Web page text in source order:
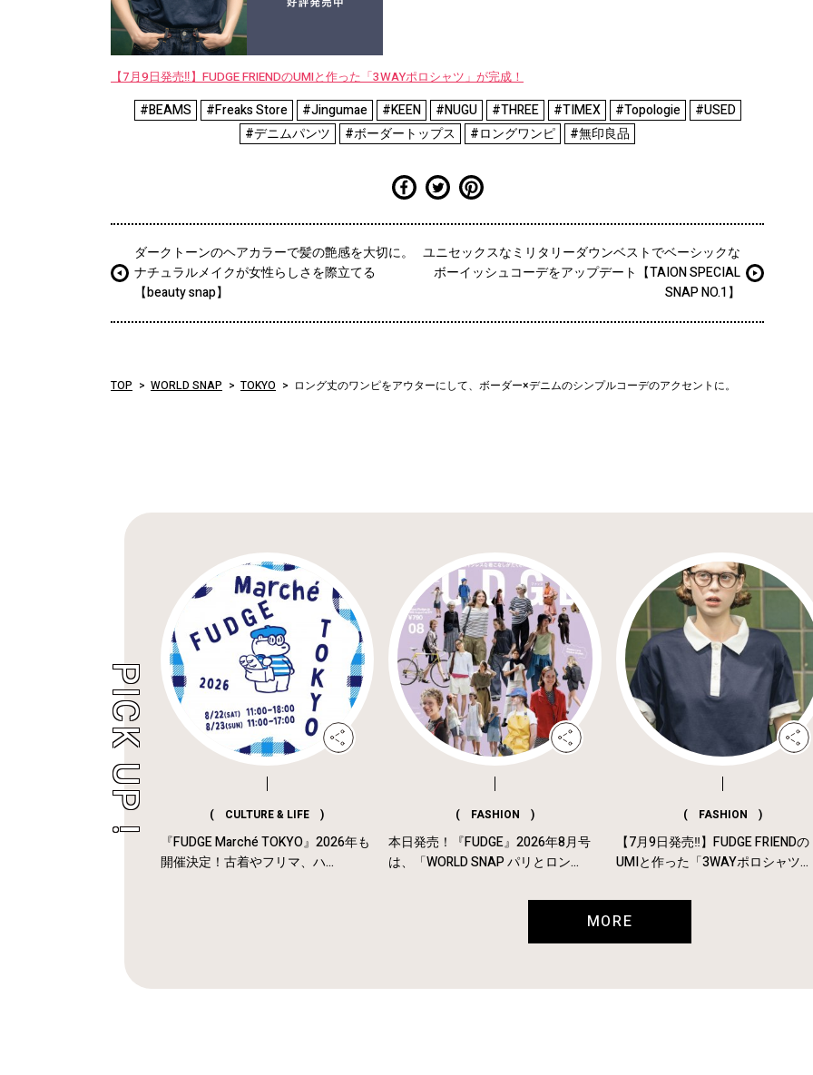
【7月9日発売‼︎】FUDGE FRIENDのUMIと作った「3WAYポロシャツ」が完成！
#BEAMS #Freaks Store #Jingumae #KEEN #NUGU #THREE #TIMEX #Topologie
#USED
#デニムパンツ
#ボーダートップス #ロングワンピ #無印良品
ダークトーンのヘアカラーで髪の艶感を大切に。
ナチュラルメイクが女性らしさを際立てる
【beauty snap】
ユニセックスなミリタリーダウンベストでベーシックな
ボーイッシュコーデをアップデート【TAION SPECIAL
SNAP NO.1】
TOP WORLD SNAP TOKYO ロング丈のワンピをアウターにして、ボーダー×デニムのシンプルコーデのアクセントに。
( CULTURE & LIFE )
『FUDGE Marché TOKYO』2026年も
開催決定！古着やフリマ、ハ...
( FASHION )
本日発売！『FUDGE』2026年8月号
は、「WORLD SNAP パリとロン...
( FASHION )
【7月9日発売‼︎】FUDGE FRIENDの
UMIと作った「3WAYポロシャツ...
MORE